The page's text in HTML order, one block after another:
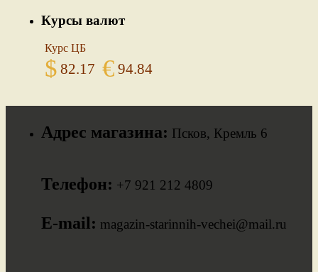
Курсы валют
Курс ЦБ
$ 82.17 € 94.84
Адрес магазина: Псков, Кремль 6
Телефон: +7 921 212 4809
E-mail: magazin-starinnih-vechei@mail.ru